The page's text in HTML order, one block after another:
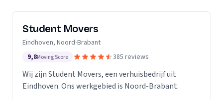
Student Movers
Eindhoven, Noord-Brabant
9,8Moving Score 385 reviews
Wij zijn Student Movers, een verhuisbedrijf uit
Eindhoven. Ons werkgebied is Noord-Brabant.